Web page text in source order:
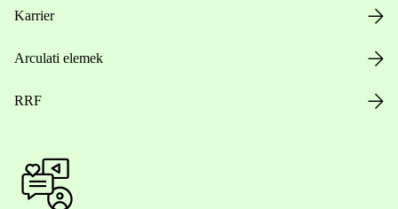
Karrier
Arculati elemek
RRF